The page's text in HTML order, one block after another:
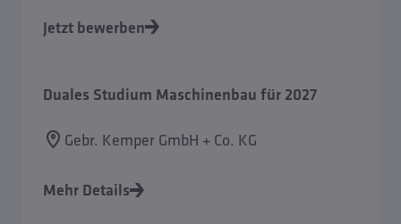
Jetzt bewerben
Duales Studium Maschinenbau für 2027
Gebr. Kemper GmbH + Co. KG
Mehr Details